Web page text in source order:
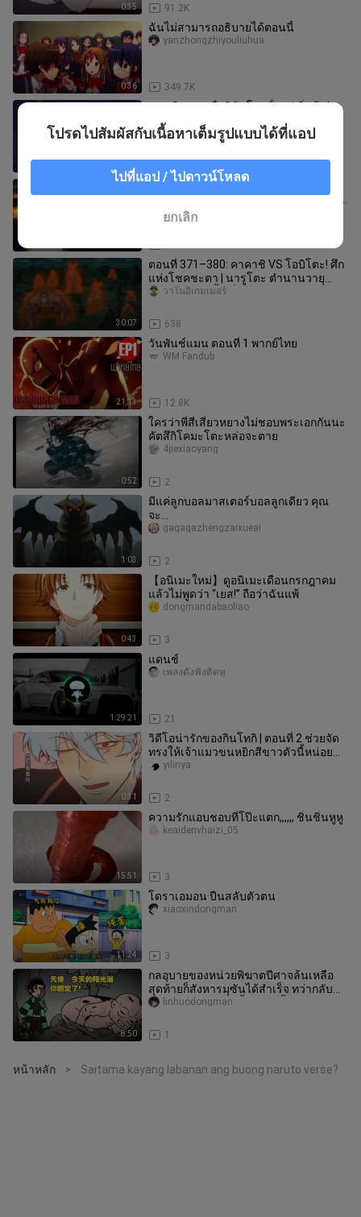
0:35 91.2K
0:36
ฉันไม่สามารถอธิบายได้ตอนนี้
349.7K
yanzhongzhiyouliuhua
การเดินทางเพื่อพิชิตโลกตั้งแต่เริ่มต้น!
ตอนที่ 381–390: โอบิโตะกลับใจ! จุด
เปลี่ยนของมหาสงครามนินจา | นารูโตะ
ตำนานวายุสลาตัน สรุปเนื้อเรื่อง
วาโนอิเกมเมอร์
30:07
ตอนที่ 371–380: คาคาชิ VS โอบิโตะ! ศึก
แห่งโชคชะตา | นารูโตะ ตำนานวายุ
สลาตัน สรุปเนื้อเรื่อง
638
วาโนอิเกมเมอร์
21:13
วันพันช์แมน ตอนที่ 1 พากย์ไทย
12.8K
WM Fandub
0:52
ใครว่าพี่สี่เสี่ยวหยางไม่ชอบพระเอกกันนะ
คัตสึกิโคมะโตะหล่อจะตาย
2
4jiexiaoyang
1:03
มีแค่ลูกบอลมาสเตอร์บอลลูกเดียว คุณ
จะ…
2
gagagazhengzaixueai
0:43
【อนิเมะใหม่】ดูอนิเมะเดือนกรกฎาคม
แล้วไม่พูดว่า “เยส!” ถือว่าฉันแพ้
3
dongmandabaoliao
1:29:21
แดนช์
21
เพลงดังฟังติดหู
0:31
วิดีโอน่ารักของกินโทกิ | ตอนที่ 2 ช่วยจัด
ทรงให้เจ้าแมวขนหยิกสีขาวตัวนี้หน่อย
นะ【บูมเมงสนับสนุน】
2
yilinya
15:51
ความรักแอบชอบที่โป๊ะแตก,,,,,, ชิ่นชิ่นหูหู
3
keaidenvhaizi_05
11:24
โดราเอมอน·ปืนสลับตัวตน
3
xiaoxindongman
8:50
กลอุบายของหน่วยพิฆาตปีศาจล้นเหลือ
สุดท้ายก็สังหารมุซันได้สำเร็จ ทว่ากลับ
ต้องเผชิญกับความสิ้นหวังครั้
1
linhuodongman
หน้าหลัก > Saitama kayang labanan ang buong naruto verse?
โปรดไปสัมผัสกับเนื้อหาเต็มรูปแบบได้ที่แอป
ไปที่แอป / ไปดาวน์โหลด
ยกเลิก